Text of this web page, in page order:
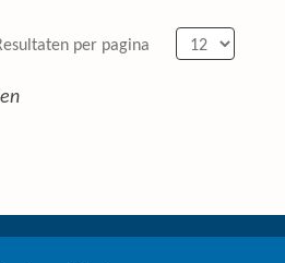
per pagina